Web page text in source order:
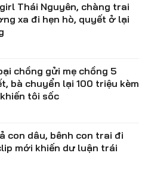
Thái Nguyên, chàng trai
xa đi hẹn hò, quyết ở lại
chồng gửi mẹ chồng 5
bà chuyển lại 100 triệu kèm
tôi sốc
con dâu, bênh con trai đi
mới khiến dư luận trái